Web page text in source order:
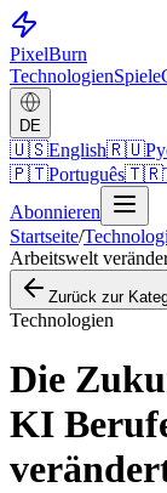
PixelBurn
TechnologienSpiele
DE
🇺🇸English🇷🇺
🇵🇹Português🇹🇷
Abonnieren
Startseite/
Arbeitswelt
Zurück zur
Technologien
Die
KI